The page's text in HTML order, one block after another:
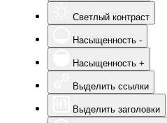
Светлый контраст
Насыщенность -
Насыщенность +
Выделить ссылки
Выделить заголовки